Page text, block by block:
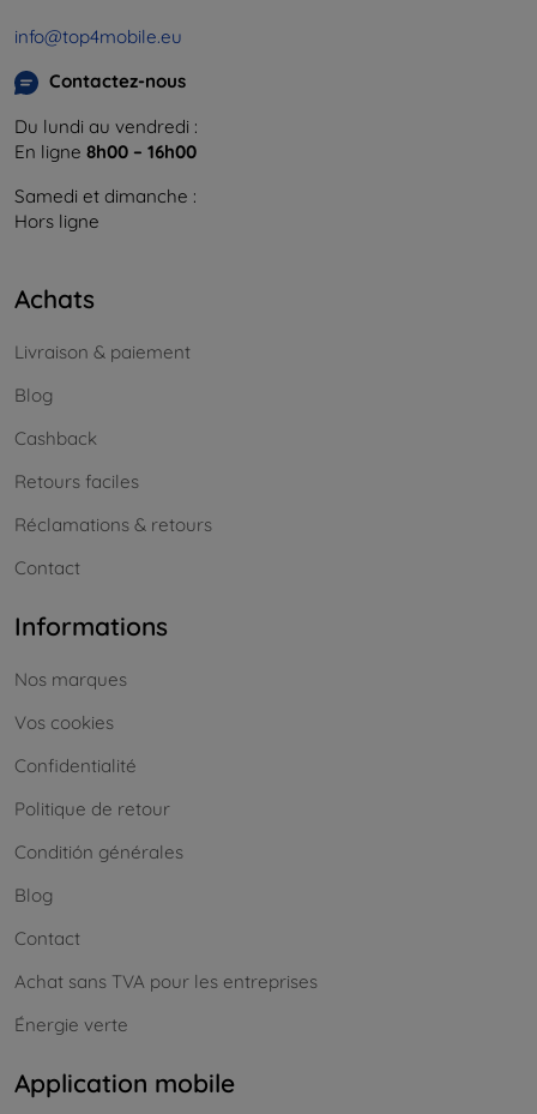
info@top4mobile.eu
Contactez-nous
Du lundi au vendredi :
En ligne 8h00 – 16h00
Samedi et dimanche :
Hors ligne
Achats
Livraison & paiement
Blog
Cashback
Retours faciles
Réclamations & retours
Contact
Informations
Nos marques
Vos cookies
Confidentialité
Politique de retour
Conditión générales
Blog
Contact
Achat sans TVA pour les entreprises
Énergie verte
Application mobile